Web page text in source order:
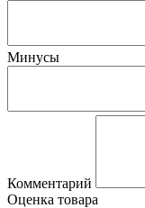
Минусы
Комментарий
Оценка товара